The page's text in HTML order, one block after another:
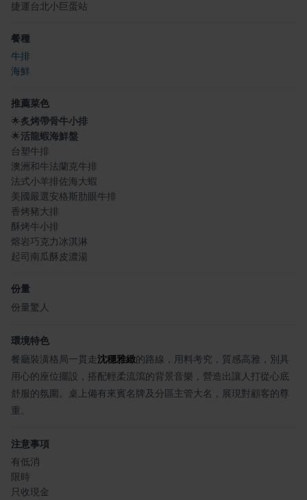
捷運台北小巨蛋站
餐種
牛排
海鮮
推薦菜色
🌟炙烤帶骨牛小排
🌟活龍蝦海鮮盤
台塑牛排
澳洲和牛法蘭克牛排
法式小羊排佐海大蝦
美國嚴選安格斯肋眼牛排
香烤豬大排
酥烤牛小排
熔岩巧克力冰淇淋
起司南瓜酥皮濃湯
份量
份量驚人
環境特色
餐廳裝潢格局一貫走沈穩雅緻的路線，用料考究，質感高雅，別具
用心的座位擺設，搭配輕柔流瀉的背景音樂，營造出讓人打從心底
舒服的氛圍。桌上備有來賓名牌及分區主管大名，展現對顧客的尊
重。
注意事項
有低消
限時
只收現金